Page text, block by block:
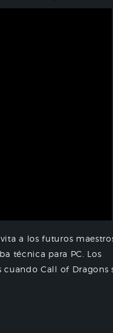
a los futuros
técnica para PC. Los
Call of Dragons